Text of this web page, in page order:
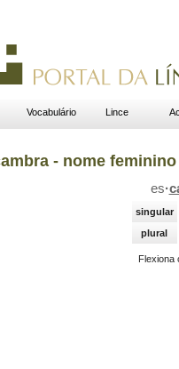
Vocabulário Lince
- nome feminino
es·
singular
plural
Flexiona